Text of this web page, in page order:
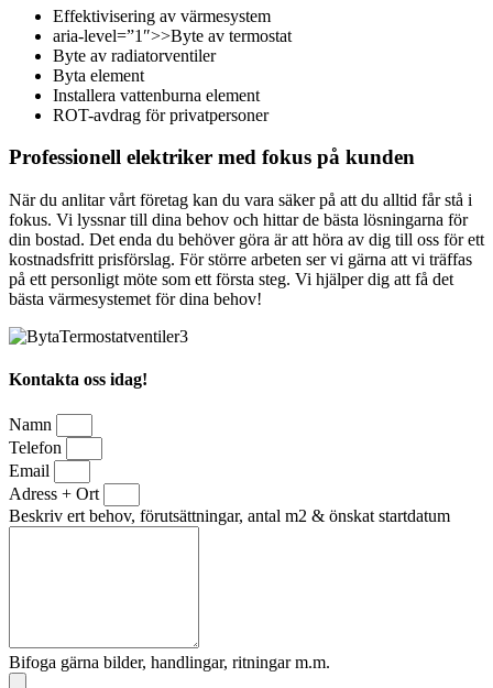
Effektivisering av värmesystem
aria-level=”1″>>Byte av termostat
Byte av radiatorventiler
Byta element
Installera vattenburna element
ROT-avdrag för privatpersoner
Professionell elektriker med fokus på kunden
När du anlitar vårt företag kan du vara säker på att du alltid får stå i
fokus. Vi lyssnar till dina behov och hittar de bästa lösningarna för
din bostad. Det enda du behöver göra är att höra av dig till oss för ett
kostnadsfritt prisförslag. För större arbeten ser vi gärna att vi träffas
på ett personligt möte som ett första steg. Vi hjälper dig att få det
bästa värmesystemet för dina behov!
Kontakta oss idag!
Namn
Telefon
Email
Adress + Ort
Beskriv ert behov, förutsättningar, antal m2 & önskat startdatum
Bifoga gärna bilder, handlingar, ritningar m.m.